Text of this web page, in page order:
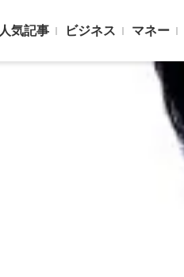
人気記事 ビジネス マネー